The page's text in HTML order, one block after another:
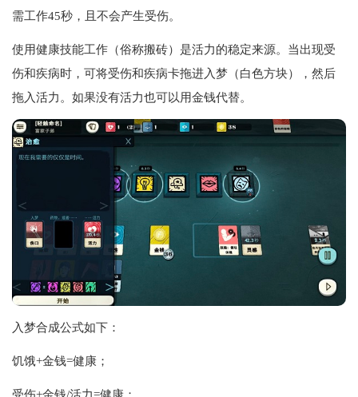
需工作45秒，且不会产生受伤。
使用健康技能工作（俗称搬砖）是活力的稳定来源。当出现受
伤和疾病时，可将受伤和疾病卡拖进入梦（白色方块），然后
拖入活力。如果没有活力也可以用金钱代替。
入梦合成公式如下：
饥饿+金钱=健康；
受伤+金钱/活力=健康；